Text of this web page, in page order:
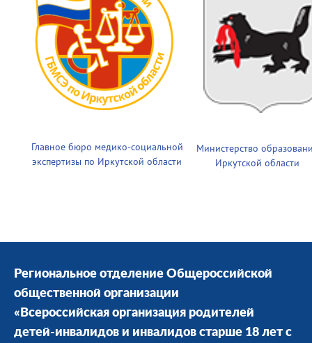
Главное бюро медико-социальной
экспертизы по Иркутской области
Министерство
Иркутской области
Региональное отделение Общероссийской
общественной организации
«Всероссийская организация родителей
детей-инвалидов и инвалидов старше 18 лет с